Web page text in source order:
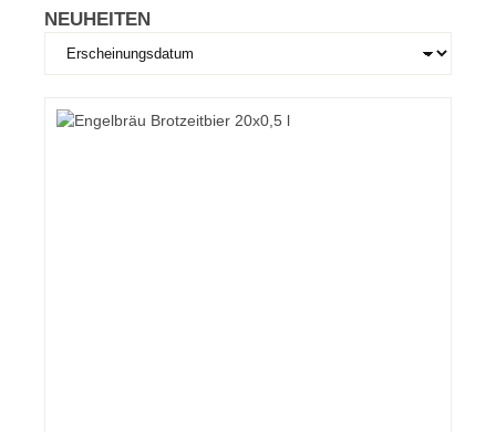
NEUHEITEN